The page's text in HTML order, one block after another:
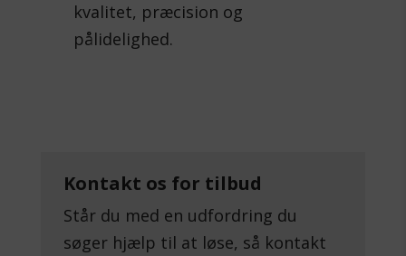
kvalitet, præcision og
pålidelighed.
Kontakt os for tilbud
Står du med en udfordring du
søger hjælp til at løse, så kontakt